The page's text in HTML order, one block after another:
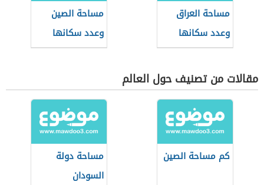
مساحة العراق
وعدد سكانها
مساحة الصين
وعدد سكانها
مقالات من تصنيف حول العالم
كم مساحة الصين
مساحة دولة
السودان